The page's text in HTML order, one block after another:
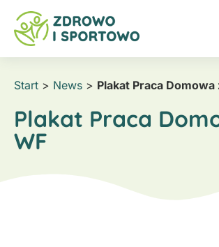
Start > News > Plakat Praca Domowa
Plakat Praca
WF